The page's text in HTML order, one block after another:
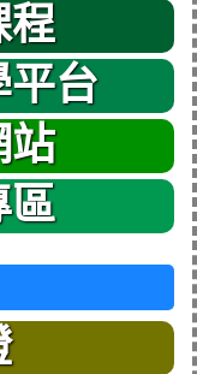
程
平台
站
區